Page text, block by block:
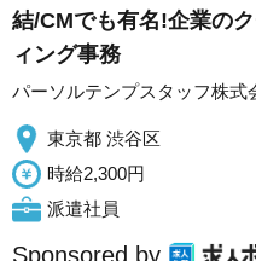
結/CMでも有名!企業の
ィング事務
パーソルテンプスタッフ株式
東京都 渋谷区
時給2,300円
派遣社員
Sponsored by